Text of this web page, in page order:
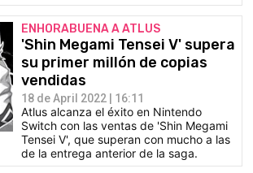
ENHORABUENA A ATLUS
'Shin Megami Tensei V' supera
su primer millón de copias
vendidas
18 de April 2022 | 16:11
Atlus alcanza el éxito en Nintendo
Switch con las ventas de 'Shin Megami
Tensei V', que superan con mucho a las
de la entrega anterior de la saga.